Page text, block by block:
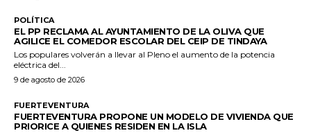
POLÍTICA
EL PP RECLAMA AL AYUNTAMIENTO DE LA OLIVA QUE
AGILICE EL COMEDOR ESCOLAR DEL CEIP DE TINDAYA
Los populares volverán a llevar al Pleno el aumento de la potencia
eléctrica del...
9 de agosto de 2026
FUERTEVENTURA
FUERTEVENTURA PROPONE UN MODELO DE VIVIENDA QUE
PRIORICE A QUIENES RESIDEN EN LA ISLA